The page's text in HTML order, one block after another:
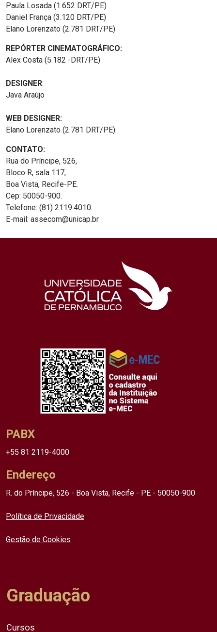
Paula Losada (1.652 DRT/PE)
Daniel França (3.120 DRT/PE)
Elano Lorenzato (2.781 DRT/PE)
REPÓRTER CINEMATOGRÁFICO:
Alex Costa (5.182 -DRT/PE)
DESIGNER:
Java Araújo
WEB DESIGNER:
Elano Lorenzato (2.781 DRT/PE)
CONTATO:
Rua do Príncipe, 526,
Bloco R, sala 117,
Boa Vista, Recife-PE.
Cep: 50050-900.
Telefone: (81) 2119.4010.
E-mail: assecom@unicap.br
PABX
+55 81 2119-4000
Endereço
R. do Príncipe, 526 - Boa Vista, Recife - PE - 50050-900
Política de Privacidade
Gestão de Cookies
Graduação
Cursos